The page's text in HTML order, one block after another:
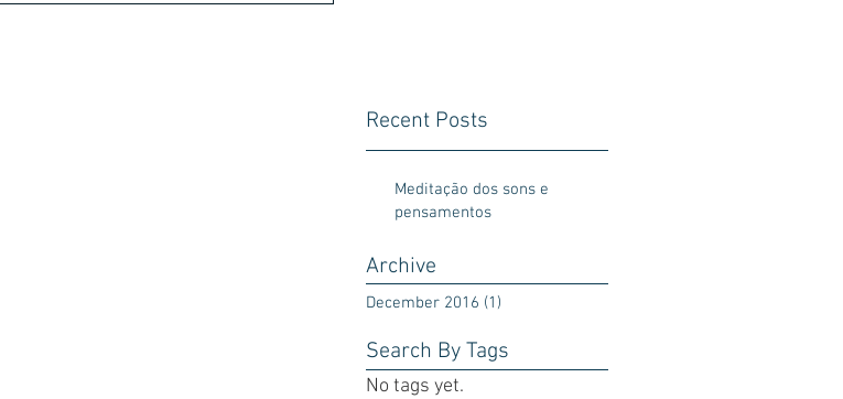
Recent Posts
Meditação dos sons e
pensamentos
Archive
December 2016 (1)
Search By Tags
No tags yet.